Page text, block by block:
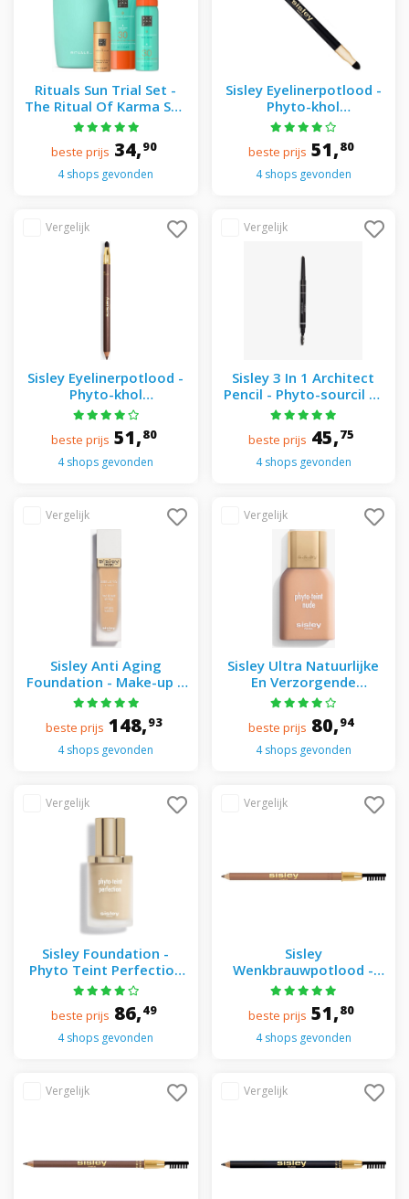
Rituals Sun Trial Set -
The Ritual Of Karma Sun
Trial Set
beste prijs 34,90
4 shops gevonden
Sisley Eyelinerpotlood -
Phyto-khol
Eyelinerpotlood 01 Black
beste prijs 51,80
4 shops gevonden
Sisley Eyelinerpotlood -
Phyto-khol
Eyelinerpotlood 02
Brown
beste prijs 51,80
4 shops gevonden
Sisley 3 In 1 Architect
Pencil - Phyto-sourcil 3-
in-1 Architect Pencil 6
Espresso
beste prijs 45,75
4 shops gevonden
Sisley Anti Aging
Foundation - Make-up a
Le Teint IVORY BEIGE
beste prijs 148,93
4 shops gevonden
Sisley Ultra Natuurlijke
En Verzorgende
Foundation - Phyto-
teint Nude 2N Ivory
Beige
beste prijs 80,94
4 shops gevonden
Sisley Foundation -
Phyto Teint Perfection
Foundation 1W1 ECRU
beste prijs 86,49
4 shops gevonden
Sisley
Wenkbrauwpotlood -
Phyto-sourcil Perfect
Wenkbrauwpotlood 01
Blond
beste prijs 51,80
4 shops gevonden